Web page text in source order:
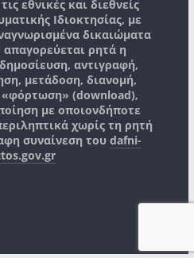
εθνικές και διεθνείς
Ιδιοκτησίας, με
δικαιώματα
ρητά η
αντιγραφή,
μετάδοση, διανομή,
«φόρτωση» (download),
με οποιονδήποτε
χωρίς τη ρητή
συναίνεση του dafni-